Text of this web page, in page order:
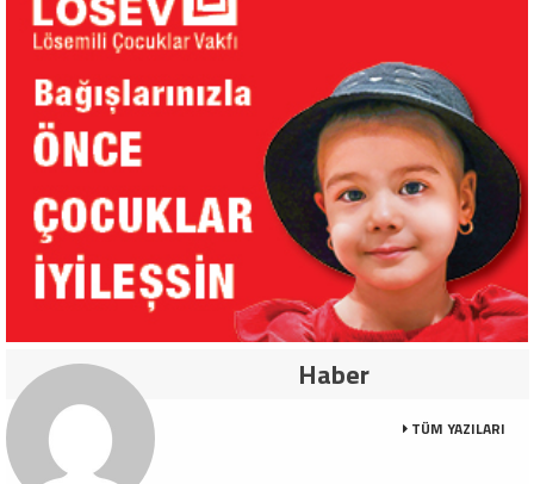
Haber
TÜM YAZILARI